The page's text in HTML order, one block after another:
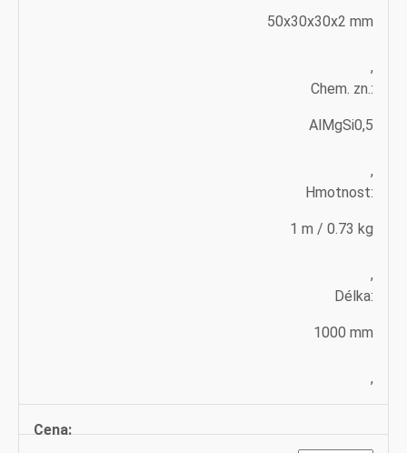
50x30x30x2 mm
,
Chem. zn.:
AlMgSi0,5
,
Hmotnost:
1 m / 0.73 kg
,
Délka:
1000 mm
,